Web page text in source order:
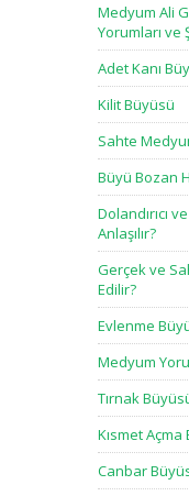
Medyum Ali
Yorumları ve
Adet Kanı
Kilit Büyüsü
Sahte
Büyü Bozan
Dolandırıcı
Anlaşılır?
Gerçek ve
Edilir?
Evlenme
Medyum
Tırnak
Kısmet Açma
Canbar